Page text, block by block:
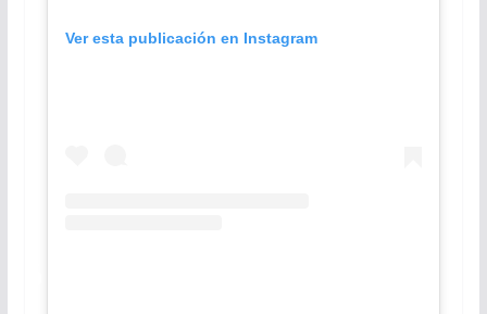
Ver esta publicación en Instagram